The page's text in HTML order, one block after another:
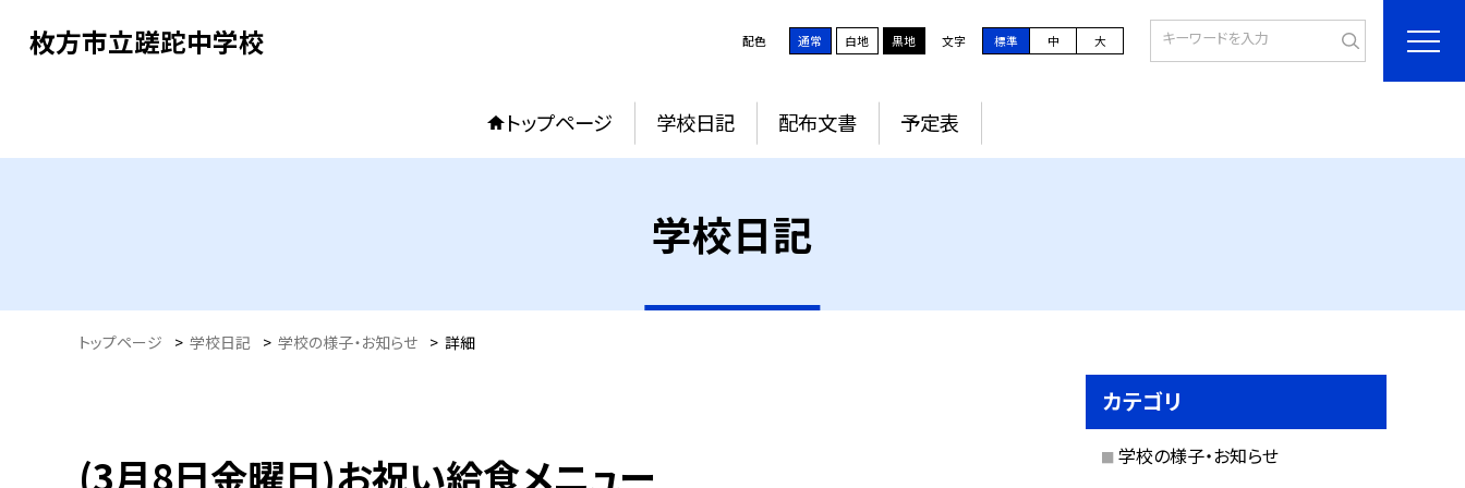
枚方市立蹉跎中学校 配色 通常 白地 黒地 文字 標準 中 大
トップページ 学校日記 配布文書 予定表
学校日記
トップページ > 学校日記 > 学校の様子・お知らせ > 詳細
(3月8日金曜日)お祝い給食メニュー
カテゴリ
学校の様子・お知らせ